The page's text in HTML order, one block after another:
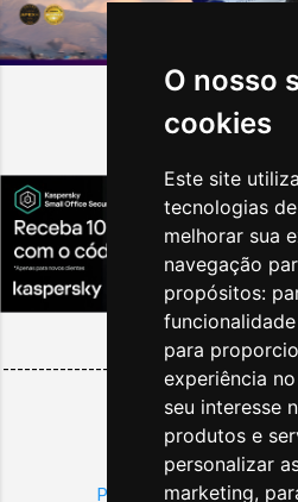
O nosso
cookies
Este site
tecnologias
melhorar sua
navegação
propósitos:
para
experiência
seu interesse
produtos e
personalizar
marketing,
Destaques da
------
Sobre|
Copyright|
Política de Privacidade|